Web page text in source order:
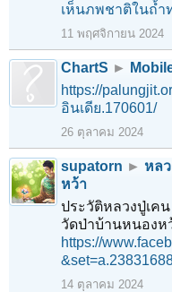
เห็นภพชาติในถ้ำ
11 พฤศจิกายน 2024
ChartS ►
https://
อินเดีย.170601/
26 ตุลาคม 2024
supatorn ► หล
หว้า
ประวัติหลวงปู่เคน
วัดป่าบ้านหนองห
https://
14 ตุลาคม 2024